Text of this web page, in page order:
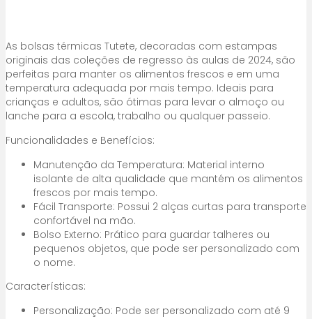
As bolsas térmicas Tutete, decoradas com estampas
originais das coleções de regresso às aulas de 2024, são
perfeitas para manter os alimentos frescos e em uma
temperatura adequada por mais tempo. Ideais para
crianças e adultos, são ótimas para levar o almoço ou
lanche para a escola, trabalho ou qualquer passeio.
Funcionalidades e Benefícios:
Manutenção da Temperatura: Material interno
isolante de alta qualidade que mantém os alimentos
frescos por mais tempo.
Fácil Transporte: Possui 2 alças curtas para transporte
confortável na mão.
Bolso Externo: Prático para guardar talheres ou
pequenos objetos, que pode ser personalizado com
o nome.
Características:
Personalização: Pode ser personalizado com até 9